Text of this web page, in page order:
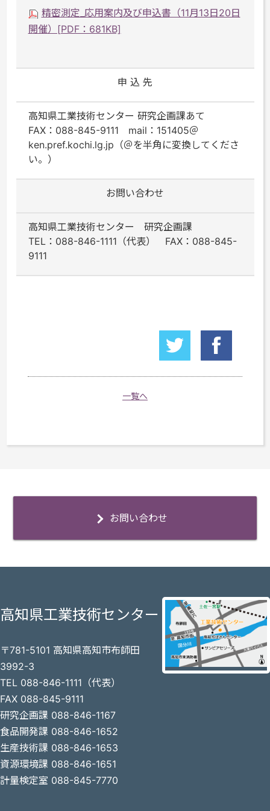
精密測定_応用案内及び申込書（11月13日20日
開催）[PDF：681KB]
申 込 先
高知県工業技術センター 研究企画課あて
FAX：088-845-9111 mail：151405＠
ken.pref.kochi.lg.jp（＠を半角に変換してくださ
い。）
お問い合わせ
高知県工業技術センター 研究企画課
TEL：088-846-1111（代表） FAX：088-845-
9111
一覧へ
お問い合わせ
高知県工業技術センター
〒781-5101 高知県高知市布師田
3992-3
TEL 088-846-1111（代表）
FAX 088-845-9111
研究企画課 088-846-1167
食品開発課 088-846-1652
生産技術課 088-846-1653
資源環境課 088-846-1651
計量検定室 088-845-7770